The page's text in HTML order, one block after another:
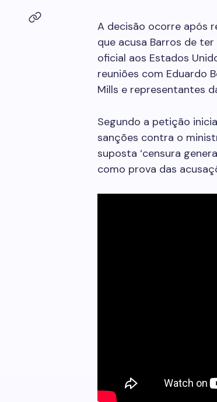
A decisão ocorre após
que acusa Barros de
oficial aos Estados
reuniões com Eduardo
Mills e representantes
Segundo a petição
sanções contra o
suposta ‘censura
como prova das